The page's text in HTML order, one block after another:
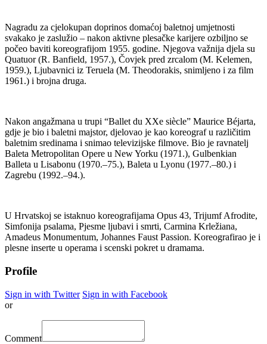
Nagradu za cjelokupan doprinos domaćoj baletnoj umjetnosti
svakako je zaslužio – nakon aktivne plesačke karijere ozbiljno se
počeo baviti koreografijom 1955. godine. Njegova važnija djela su
Quatuor (R. Banfield, 1957.), Čovjek pred zrcalom (M. Kelemen,
1959.), Ljubavnici iz Teruela (M. Theodorakis, snimljeno i za film
1961.) i brojna druga.
Nakon angažmana u trupi “Ballet du XXe siècle” Maurice Béjarta,
gdje je bio i baletni majstor, djelovao je kao koreograf u različitim
baletnim sredinama i snimao televizijske filmove. Bio je ravnatelj
Baleta Metropolitan Opere u New Yorku (1971.), Gulbenkian
Balleta u Lisabonu (1970.–75.), Baleta u Lyonu (1977.–80.) i
Zagrebu (1992.–94.).
U Hrvatskoj se istaknuo koreografijama Opus 43, Trijumf Afrodite,
Simfonija psalama, Pjesme ljubavi i smrti, Carmina Krležiana,
Amadeus Monumentum, Johannes Faust Passion. Koreografirao je i
plesne inserte u operama i scenski pokret u dramama.
Profile
Sign in with Twitter Sign in with Facebook
or
Comment